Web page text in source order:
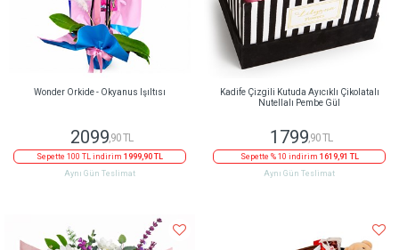
Wonder Orkide - Okyanus Işıltısı
2099 ,90 TL
Sepette 100 TL indirim 1999,90 TL
Aynı Gün Teslimat
Kadife Çizgili Kutuda Ayıcıklı Çikolatalı
Nutellalı Pembe Gül
1799 ,90 TL
Sepette % 10 indirim 1619,91 TL
Aynı Gün Teslimat